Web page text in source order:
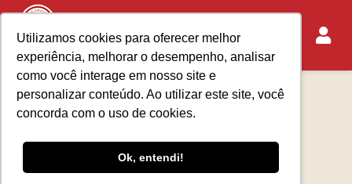
Utilizamos cookies para oferecer melhor
experiência, melhorar o desempenho, analisar
como você interage em nosso site e
personalizar conteúdo. Ao utilizar este site, você
concorda com o uso de cookies.
Ok, entendi!
Sobre o IASP
Requisitos de Associação
Escola Paulista de Advocacia
Acontece no IASP
Eventos